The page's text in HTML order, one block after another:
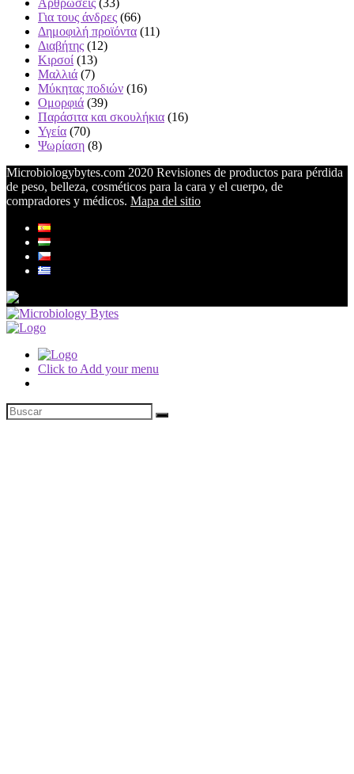
Αρθρώσεις (33)
Για τους άνδρες (66)
Δημοφιλή προϊόντα (11)
Διαβήτης (12)
Κιρσοί (13)
Μαλλιά (7)
Μύκητας ποδιών (16)
Ομορφιά (39)
Παράσιτα και σκουλήκια (16)
Υγεία (70)
Ψωρίαση (8)
Microbiologybytes.com 2020 Revisiones de productos para pérdida
de peso, belleza, cosméticos para la cara y el cuerpo, de
compradores y médicos. Mapa del sitio
Click to Add your menu